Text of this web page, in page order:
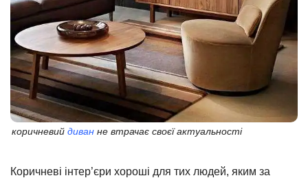
коричневий диван не втрачає своєї актуальності
Коричневі інтер’єри хороші для тих людей, яким за